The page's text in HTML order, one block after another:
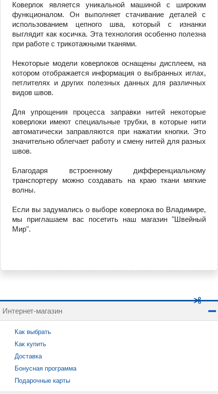
Коверлок является уникальной машиной с широким
функционалом. Он выполняет стачивание деталей с
использованием цепного шва, который с изнанки
выглядит как косичка. Эта технология особенно полезна
при работе с трикотажными тканями.
Некоторые модели коверлоков оснащены дисплеем, на
котором отображается информация о выбранных иглах,
петлителях и других полезных данных для различных
видов швов.
Для упрощения процесса заправки нитей некоторые
коверлоки имеют специальные трубки, в которые нити
автоматически заправляются при нажатии кнопки. Это
значительно облегчает работу и смену нитей для разных
швов.
Благодаря встроенному дифференциальному
транспортеру можно создавать на краю ткани мягкие
волны.
Если вы задумались о выборе коверлока во Владимире,
мы приглашаем вас посетить наш магазин "Швейный
Мир".
Интернет-магазин
Как выбрать
Как купить
Доставка
Бонусная программа
Подарочные карты